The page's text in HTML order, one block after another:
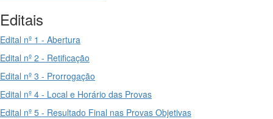
Editais
Edital nº 1 - Abertura
Edital nº 2 - Retificação
Edital nº 3 - Prorrogação
Edital nº 4 - Local e Horário das Provas
Edital nº 5 - Resultado Final nas Provas Objetivas